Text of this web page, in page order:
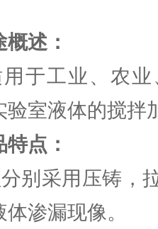
述：
工业、农业
验室液体的搅拌
点：
别采用压铸，
渗漏现像。